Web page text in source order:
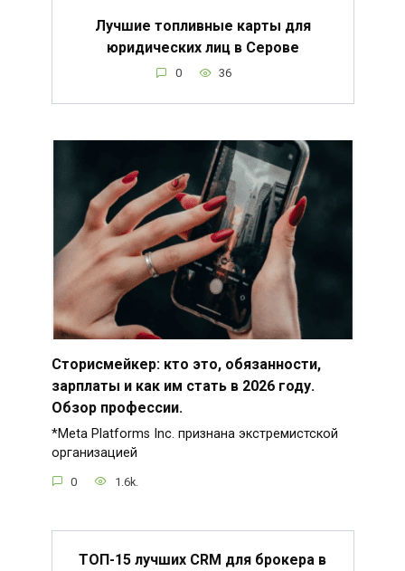
Лучшие топливные карты для
юридических лиц в Серове
0 36
Сторисмейкер: кто это, обязанности,
зарплаты и как им стать в 2026 году.
Обзор профессии.
*Meta Platforms Inc. признана экстремистской
организацией
0 1.6k.
ТОП-15 лучших CRM для брокера в